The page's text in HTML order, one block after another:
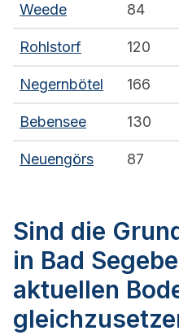
Weede 84
Rohlstorf 120
Negernbötel 166
Bebensee 130
Neuengörs 87
Sind die
in Bad
aktuellen